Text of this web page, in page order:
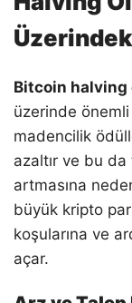
Bitcoin halving
üzerinde
madencilik
azaltır ve bu da
artmasına
büyük kripto
koşularına ve
açar.